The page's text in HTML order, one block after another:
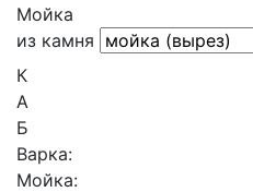
Мойка
из камня
К
А
Б
Варка:
Мойка: